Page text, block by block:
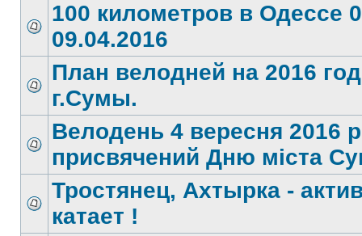
100 километров в Одессе
09.04.2016
План велодней на 2016 год
г.Сумы.
Велодень 4 вересня 2016
присвячений Дню міста
Тростянец, Ахтырка -
катает !